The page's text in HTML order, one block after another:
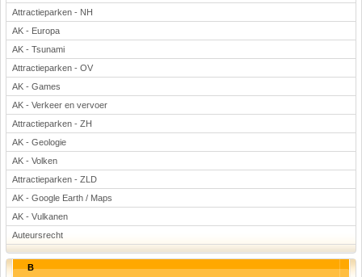
Attractieparken - NH
AK - Europa
AK - Tsunami
Attractieparken - OV
AK - Games
AK - Verkeer en vervoer
Attractieparken - ZH
AK - Geologie
AK - Volken
Attractieparken - ZLD
AK - Google Earth / Maps
AK - Vulkanen
Auteursrecht
B